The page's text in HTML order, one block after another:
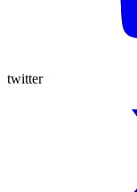
twitter